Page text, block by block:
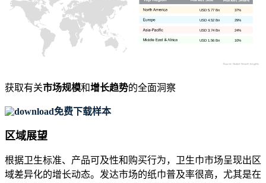
10%
USD 1.56 Bn
24%
USD 3.74 Bn
29%
USD 4.52 Bn
37%
USD 5.77 Bn
获取有关市场规模和增长趋势的全面洞察
免费下载样本
区域展望
根据卫生标准、产品可及性和购买行为，卫生巾市场呈现出区
域差异化的增长动态。发达市场的纸巾普及率很高，尤其是在